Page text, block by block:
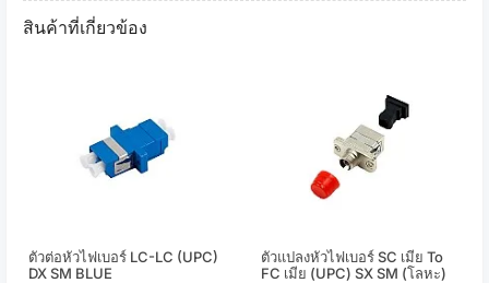
สินค้าที่เกี่ยวข้อง
ตัวต่อหัวไฟเบอร์ LC-LC (UPC)
DX SM BLUE
ตัวแปลงหัวไฟเบอร์ SC เมีย To
FC เมีย (UPC) SX SM (โลหะ)